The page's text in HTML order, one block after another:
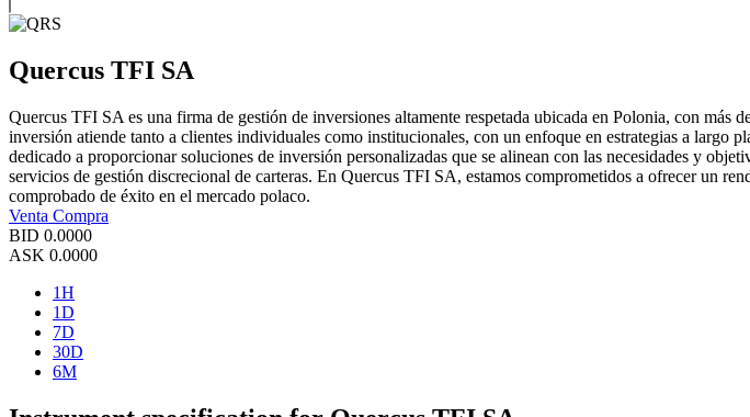
Quercus TFI SA
Quercus TFI SA es una firma de gestión de inversiones altamente respetada ubicada en Polonia, con
inversión atiende tanto a clientes individuales como institucionales, con un enfoque en estrategias a largo
dedicado a proporcionar soluciones de inversión personalizadas que se alinean con las necesidades y
servicios de gestión discrecional de carteras. En Quercus TFI SA, estamos comprometidos a ofrecer un
comprobado de éxito en el mercado polaco.
Venta Compra
BID 0.0000
ASK 0.0000
1H
1D
7D
30D
6M